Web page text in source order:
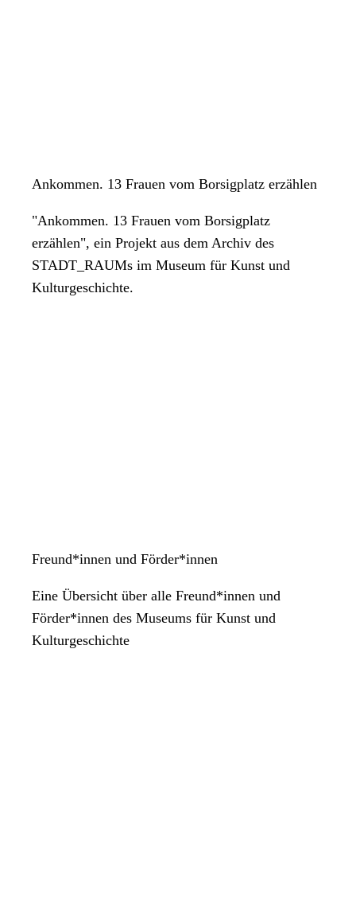
Ankommen. 13 Frauen vom Borsigplatz erzählen
"Ankommen. 13 Frauen vom Borsigplatz
erzählen", ein Projekt aus dem Archiv des
STADT_RAUMs im Museum für Kunst und
Kulturgeschichte.
Freund*innen und Förder*innen
Eine Übersicht über alle Freund*innen und
Förder*innen des Museums für Kunst und
Kulturgeschichte